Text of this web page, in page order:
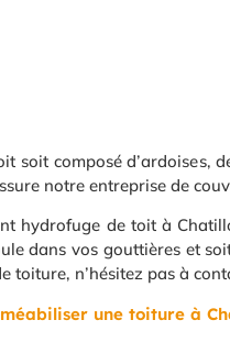
soit composé d’ardoises,
notre entreprise de
hydrofuge de toit à
dans vos gouttières et
toiture, n’hésitez pas à
une toiture à